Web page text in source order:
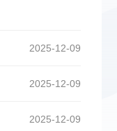
2025-12-09
2025-12-09
2025-12-09